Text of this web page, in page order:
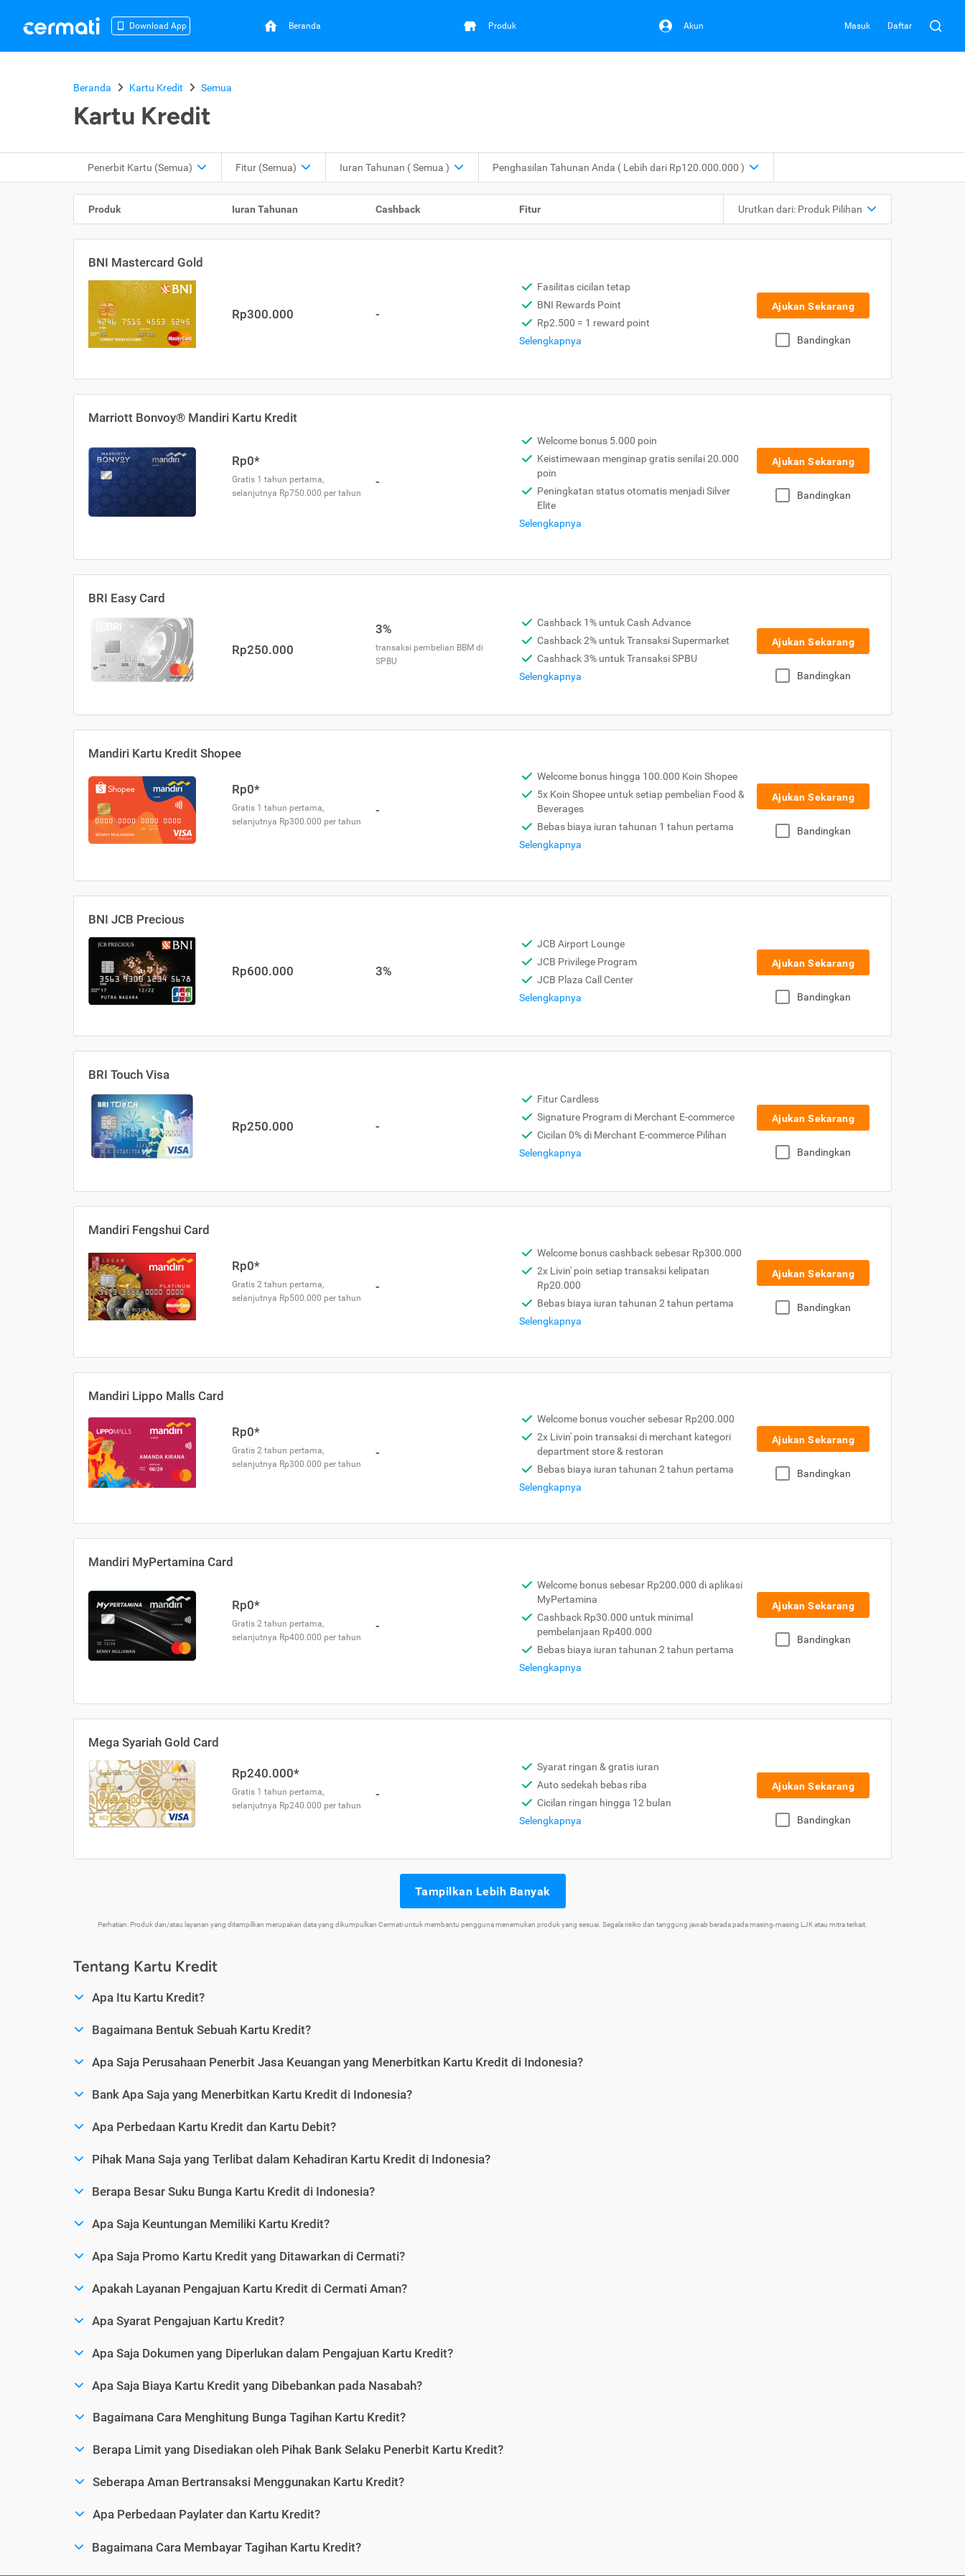
Download App Beranda Produk Akun Masuk Daftar
Beranda Kartu Kredit Semua
Kartu Kredit
Penerbit Kartu (Semua) Fitur (Semua) Iuran Tahunan ( Semua ) Penghasilan Tahunan Anda ( Lebih dari Rp120.000.000 )
Produk Iuran Tahunan Cashback Fitur Urutkan dari: Produk Pilihan
BNI Mastercard Gold
Rp300.000 -
Fasilitas cicilan tetap
BNI Rewards Point
Rp2.500 = 1 reward point
Selengkapnya
Ajukan Sekarang
Bandingkan
Marriott Bonvoy® Mandiri Kartu Kredit
Rp0*
Gratis 1 tahun pertama,
selanjutnya Rp750.000 per tahun
-
Welcome bonus 5.000 poin
Keistimewaan menginap gratis senilai 20.000
poin
Peningkatan status otomatis menjadi Silver
Elite
Selengkapnya
Ajukan Sekarang
Bandingkan
BRI Easy Card
Rp250.000
3%
transaksi pembelian BBM di
SPBU
Cashback 1% untuk Cash Advance
Cashback 2% untuk Transaksi Supermarket
Cashhack 3% untuk Transaksi SPBU
Selengkapnya
Ajukan Sekarang
Bandingkan
Mandiri Kartu Kredit Shopee
Rp0*
Gratis 1 tahun pertama,
selanjutnya Rp300.000 per tahun
-
Welcome bonus hingga 100.000 Koin Shopee
5x Koin Shopee untuk setiap pembelian Food &
Beverages
Bebas biaya iuran tahunan 1 tahun pertama
Selengkapnya
Ajukan Sekarang
Bandingkan
BNI JCB Precious
Rp600.000 3%
JCB Airport Lounge
JCB Privilege Program
JCB Plaza Call Center
Selengkapnya
Ajukan Sekarang
Bandingkan
BRI Touch Visa
Rp250.000 -
Fitur Cardless
Signature Program di Merchant E-commerce
Cicilan 0% di Merchant E-commerce Pilihan
Selengkapnya
Ajukan Sekarang
Bandingkan
Mandiri Fengshui Card
Rp0*
Gratis 2 tahun pertama,
selanjutnya Rp500.000 per tahun
-
Welcome bonus cashback sebesar Rp300.000
2x Livin' poin setiap transaksi kelipatan
Rp20.000
Bebas biaya iuran tahunan 2 tahun pertama
Selengkapnya
Ajukan Sekarang
Bandingkan
Mandiri Lippo Malls Card
Rp0*
Gratis 2 tahun pertama,
selanjutnya Rp300.000 per tahun
-
Welcome bonus voucher sebesar Rp200.000
2x Livin' poin transaksi di merchant kategori
department store & restoran
Bebas biaya iuran tahunan 2 tahun pertama
Selengkapnya
Ajukan Sekarang
Bandingkan
Mandiri MyPertamina Card
Rp0*
Gratis 2 tahun pertama,
selanjutnya Rp400.000 per tahun
-
Welcome bonus sebesar Rp200.000 di aplikasi
MyPertamina
Cashback Rp30.000 untuk minimal
pembelanjaan Rp400.000
Bebas biaya iuran tahunan 2 tahun pertama
Selengkapnya
Ajukan Sekarang
Bandingkan
Mega Syariah Gold Card
Rp240.000*
Gratis 1 tahun pertama,
selanjutnya Rp240.000 per tahun
-
Syarat ringan & gratis iuran
Auto sedekah bebas riba
Cicilan ringan hingga 12 bulan
Selengkapnya
Ajukan Sekarang
Bandingkan
Tampilkan Lebih Banyak
Perhatian: Produk dan/atau layanan yang ditampilkan merupakan data yang dikumpulkan Cermati untuk membantu pengguna menemukan produk yang sesuai. Segala risiko dan tanggung jawab berada pada masing-masing LJK atau mitra terkait.
Tentang Kartu Kredit
Apa Itu Kartu Kredit?
Bagaimana Bentuk Sebuah Kartu Kredit?
Apa Saja Perusahaan Penerbit Jasa Keuangan yang Menerbitkan Kartu Kredit di Indonesia?
Bank Apa Saja yang Menerbitkan Kartu Kredit di Indonesia?
Apa Perbedaan Kartu Kredit dan Kartu Debit?
Pihak Mana Saja yang Terlibat dalam Kehadiran Kartu Kredit di Indonesia?
Berapa Besar Suku Bunga Kartu Kredit di Indonesia?
Apa Saja Keuntungan Memiliki Kartu Kredit?
Apa Saja Promo Kartu Kredit yang Ditawarkan di Cermati?
Apakah Layanan Pengajuan Kartu Kredit di Cermati Aman?
Apa Syarat Pengajuan Kartu Kredit?
Apa Saja Dokumen yang Diperlukan dalam Pengajuan Kartu Kredit?
Apa Saja Biaya Kartu Kredit yang Dibebankan pada Nasabah?
Bagaimana Cara Menghitung Bunga Tagihan Kartu Kredit?
Berapa Limit yang Disediakan oleh Pihak Bank Selaku Penerbit Kartu Kredit?
Seberapa Aman Bertransaksi Menggunakan Kartu Kredit?
Apa Perbedaan Paylater dan Kartu Kredit?
Bagaimana Cara Membayar Tagihan Kartu Kredit?